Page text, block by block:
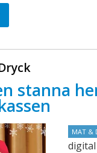
stanna
MAT &